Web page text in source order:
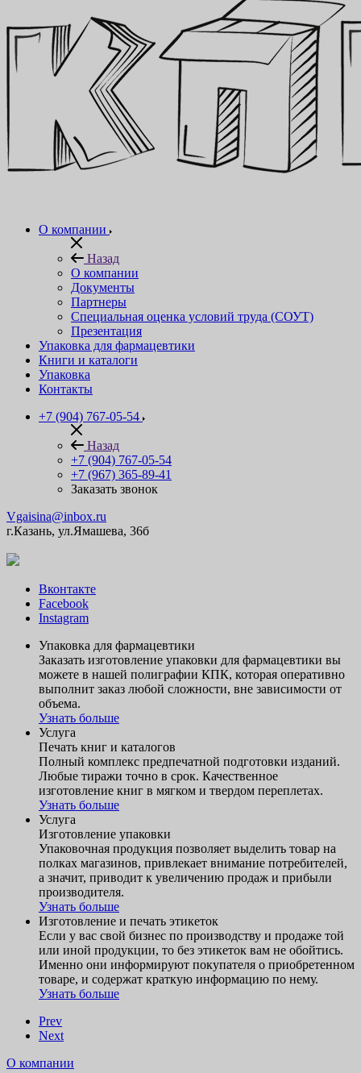
О компании
Назад
О компании
Документы
Партнеры
Специальная оценка условий труда (СОУТ)
Презентация
Упаковка для фармацевтики
Книги и каталоги
Упаковка
Контакты
+7 (904) 767-05-54
Назад
+7 (904) 767-05-54
+7 (967) 365-89-41
Заказать звонок
Vgaisina@inbox.ru
г.Казань, ул.Ямашева, 36б
Вконтакте
Facebook
Instagram
Упаковка для фармацевтики
Заказать изготовление упаковки для фармацевтики вы
можете в нашей полиграфии КПК, которая оперативно
выполнит заказ любой сложности, вне зависимости от
объема.
Узнать больше
Услуга
Печать книг и каталогов
Полный комплекс предпечатной подготовки изданий.
Любые тиражи точно в срок. Качественное
изготовление книг в мягком и твердом переплетах.
Узнать больше
Услуга
Изготовление упаковки
Упаковочная продукция позволяет выделить товар на
полках магазинов, привлекает внимание потребителей,
а значит, приводит к увеличению продаж и прибыли
производителя.
Узнать больше
Изготовление и печать этикеток
Если у вас свой бизнес по производству и продаже той
или иной продукции, то без этикеток вам не обойтись.
Именно они информируют покупателя о приобретенном
товаре, и содержат краткую информацию по нему.
Узнать больше
Prev
Next
О компании